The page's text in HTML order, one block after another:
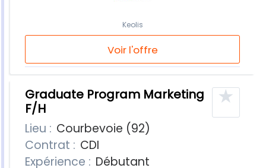
Voir l'offre
Keolis
Graduate Program Marketing
F/H
★
Lieu : Courbevoie (92)
Contrat : CDI
Expérience : Débutant